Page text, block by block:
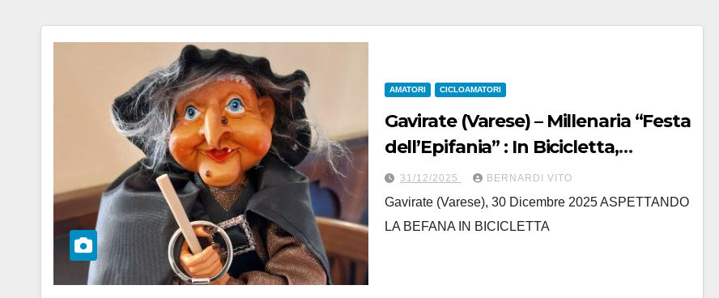
AMATORI CICLOAMATORI
Gavirate (Varese) – Millenaria “Festa
dell’Epifania” : In Bicicletta,
Martedì 6 gennaio 2026 a Gavirate
31/12/2025 BERNARDI VITO
Gavirate (Varese), 30 Dicembre 2025 ASPETTANDO
LA BEFANA IN BICICLETTA